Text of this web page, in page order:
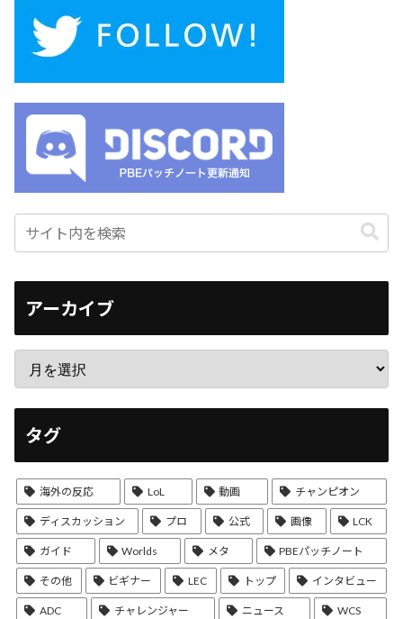
アーカイブ
タグ
海外の反応 LoL 動画 チャンピオン
ディスカッション プロ 公式 画像 LCK
ガイド Worlds メタ PBEパッチノート
その他 ビギナー LEC トップ インタビュー
ADC チャレンジャー ニュース WCS